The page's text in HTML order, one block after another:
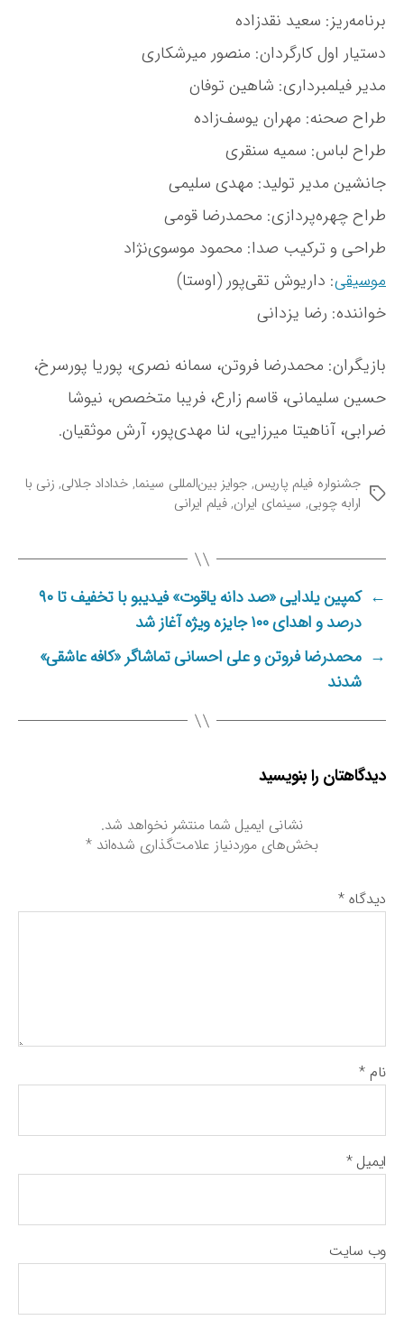
برنامه‌ریز: سعید نقدزاده
دستیار اول کارگردان: منصور میرشکاری
مدیر فیلمبرداری: شاهین توفان
طراح صحنه: مهران یوسف‌زاده
طراح لباس: سمیه سنقری
جانشین مدیر تولید: مهدی سلیمی
طراح چهره‌پردازی: محمدرضا قومی
طراحی و ترکیب صدا: محمود موسوی‌نژاد
موسیقی: داریوش تقی‌پور (اوستا)
خواننده: رضا یزدانی
بازیگران: محمدرضا فروتن، سمانه نصری، پوریا پورسرخ،
حسین سلیمانی، قاسم زارع، فریبا متخصص، نیوشا
ضرابی، آناهیتا میرزایی، لنا مهدی‌پور، آرش موثقیان.
ب
س
ه
جشنواره فیلم پاریس, جوایز بین‌المللی سینما,خداداد جلالی, زنی با
ارابه چوبی, سینمای ایران,فیلم ایرانی
←
کمپین یلدایی «صد دانه یاقوت» فیدیبو با تخفیف تا ۹۰
درصد و اهدای ۱۰۰ جایزه ویژه آغاز شد
→ محمدرضا فروتن و علی احسانی تماشاگر «کافه عاشقی»
شدند
دیدگاهتان را بنویسید
نشانی ایمیل شما منتشر نخواهد شد.
بخش‌های موردنیاز علامت‌گذاری شده‌اند*
دیدگاه*
نام *
ایمیل*
وب‌ سایت